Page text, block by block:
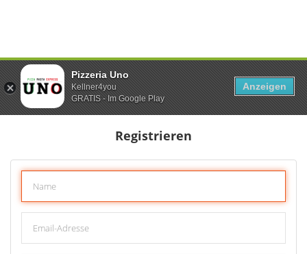
Registrieren
Pizzeria Uno
Kellner4you
GRATIS - Im Google Play
Anzeigen